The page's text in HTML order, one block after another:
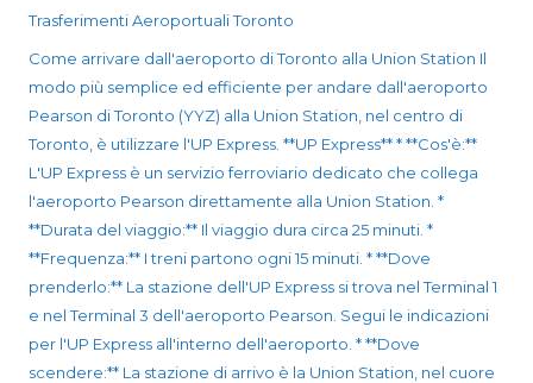
Trasferimenti Aeroportuali Toronto
Come arrivare dall'aeroporto di Toronto alla Union Station Il
modo più semplice ed efficiente per andare dall'aeroporto
Pearson di Toronto (YYZ) alla Union Station, nel centro di
Toronto, è utilizzare l'UP Express. **UP Express** * **Cos'è:**
L'UP Express è un servizio ferroviario dedicato che collega
l'aeroporto Pearson direttamente alla Union Station. *
**Durata del viaggio:** Il viaggio dura circa 25 minuti. *
**Frequenza:** I treni partono ogni 15 minuti. * **Dove
prenderlo:** La stazione dell'UP Express si trova nel Terminal 1
e nel Terminal 3 dell'aeroporto Pearson. Segui le indicazioni
per l'UP Express all'interno dell'aeroporto. * **Dove
scendere:** La stazione di arrivo è la Union Station, nel cuore